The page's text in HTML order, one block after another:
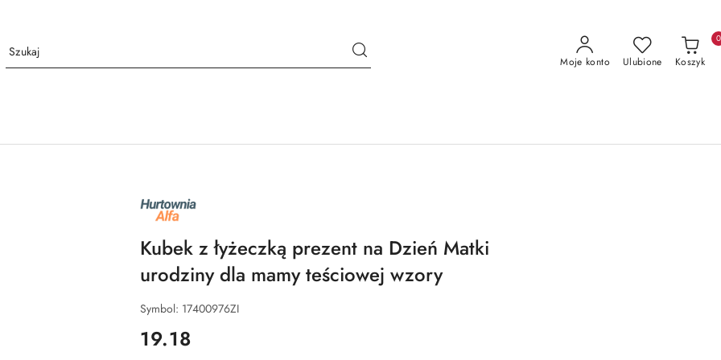
Moje konto Ulubione Koszyk
0
NAZWA
PRODUCENTA:
ALFA
Kubek z łyżeczką prezent na Dzień Matki
urodziny dla mamy teściowej wzory
Symbol: 17400976ZI
cena:
19.18